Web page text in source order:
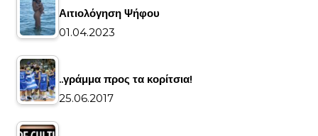
Αιτιολόγηση Ψήφου
01.04.2023
..γράμμα προς τα κορίτσια!
25.06.2017